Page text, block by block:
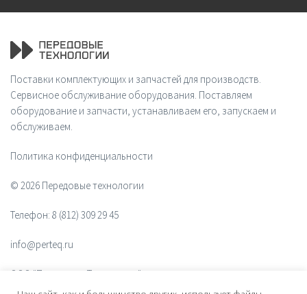
Поставки комплектующих и запчастей для производств.
Сервисное обслуживание оборудования. Поставляем
оборудование и запчасти, устанавливаем его, запускаем и
обслуживаем.
Политика конфиденциальности
© 2026 Передовые технологии
Телефон: 8 (812) 309 29 45
info@perteq.ru
ООО "Передовые Технологии"